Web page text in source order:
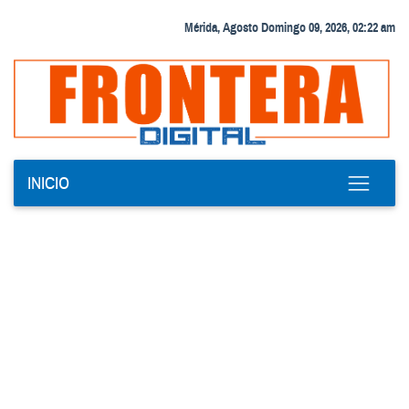
Mérida, Agosto Domingo 09, 2026, 02:22 am
INICIO